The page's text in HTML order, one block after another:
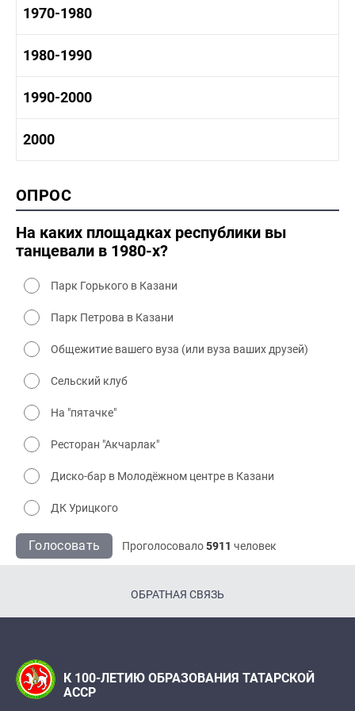
1950-1960 культура
1960-1970 история
1960-1970 промышленность
1960-1970 культура
1970-1980
1970-1980 история
1970-1980 культура
1970 - 1980 быт
1980-1990
1980 -1990 история
1980-1990 культура
1990-2000
1990-2000 культура
2000
2000 промышленность
2000 культура
ОПРОС
На каких площадках республики вы
танцевали в 1980-х?
Парк Горького в Казани
Парк Петрова в Казани
Общежитие вашего вуза (или вуза ваших друзей)
Сельский клуб
На "пятачке"
Ресторан "Акчарлак"
Диско-бар в Молодёжном центре в Казани
ДК Урицкого
Голосовать Проголосовало5911 человек
ОБРАТНАЯ СВЯЗЬ
К 100-ЛЕТИЮ ОБРАЗОВАНИЯ ТАТАРСКОЙ
АССР